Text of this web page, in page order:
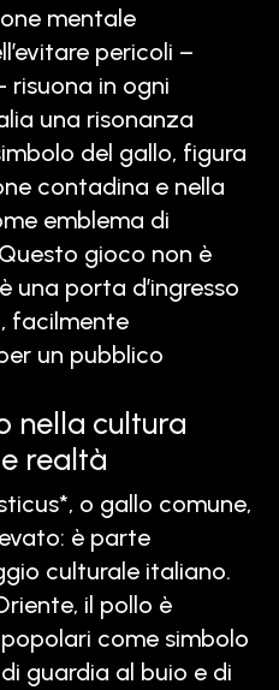
mentale
pericoli –
risuona in ogni
una risonanza
del gallo, figura
contadina e nella
emblema di
gioco non è
una porta d’ingresso
facilmente
un pubblico
nella cultura
realtà
o gallo comune,
è parte
culturale italiano.
il pollo è
come simbolo
guardia al buio e di